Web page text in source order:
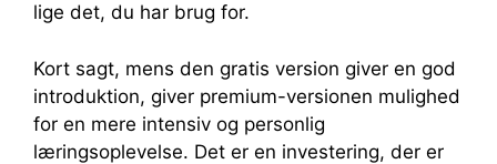
lige det, du har brug for.
Kort sagt, mens den gratis version giver en god
introduktion, giver premium-versionen mulighed
for en mere intensiv og personlig
læringsoplevelse. Det er en investering, der er